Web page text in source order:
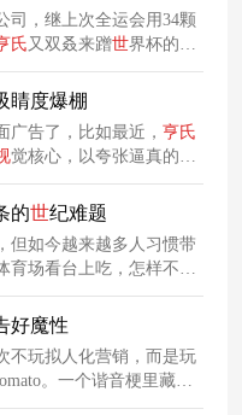
司，继上次全运会用34颗
氏 又双叒来蹭世界杯的热
踢球姿势，把一坨番茄酱
作。
睛度爆棚
广告了，比如最近， 亨氏
觉核心，以夸张逼真的实
地抓住了路人们的注意
的世纪难题
但如今越来越多人习惯带
场看台上吃，怎样不狼
洞察到这个痛点，特别携
意薯条盒HEINZ Dipper。
好魔性
不玩拟人化营销，而是玩
。一个谐音梗里藏着
内核，谐音梗玩得恰到好